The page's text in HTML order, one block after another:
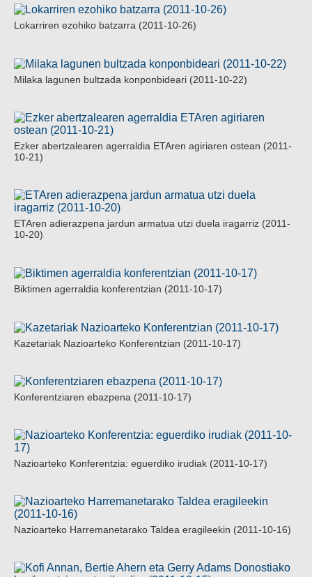
Lokarriren ezohiko batzarra (2011-10-26)
Milaka lagunen bultzada konponbideari (2011-10-22)
Ezker abertzalearen agerraldia ETAren agiriaren ostean (2011-
10-21)
ETAren adierazpena jardun armatua utzi duela iragarriz (2011-
10-20)
Biktimen agerraldia konferentzian (2011-10-17)
Kazetariak Nazioarteko Konferentzian (2011-10-17)
Konferentziaren ebazpena (2011-10-17)
Nazioarteko Konferentzia: eguerdiko irudiak (2011-10-17)
Nazioarteko Harremanetarako Taldea eragileekin (2011-10-16)